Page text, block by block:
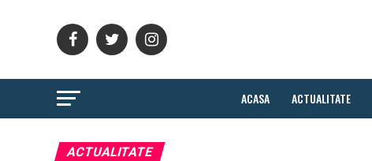
ACASA ACTUALITATE
ACTUALITATE